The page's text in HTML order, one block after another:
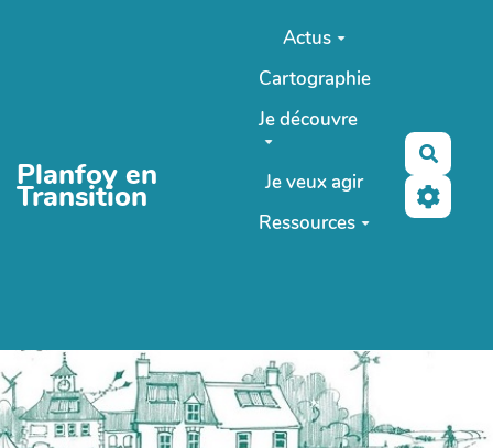
Planfoy en
Transition
Actus
Cartographie
Je découvre
Je veux agir
Ressources